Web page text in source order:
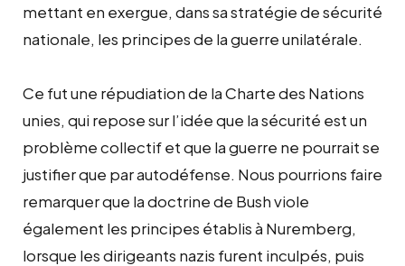
mettant en exergue, dans sa stratégie de sécurité
nationale, les principes de la guerre unilatérale.
Ce fut une répudiation de la Charte des Nations
unies, qui repose sur l’idée que la sécurité est un
problème collectif et que la guerre ne pourrait se
justifier que par autodéfense. Nous pourrions faire
remarquer que la doctrine de Bush viole
également les principes établis à Nuremberg,
lorsque les dirigeants nazis furent inculpés, puis